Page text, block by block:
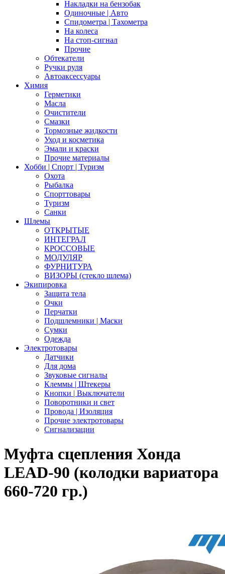
Накладки на бензобак
Одиночные | Авто
Спидометра | Тахометра
На колеса
На стоп-сигнал
Прочие
Обтекатели
Ручки руля
Автоаксессуары
Химия
Герметики
Масла
Очистители
Смазки
Тормозные жидкости
Уход и косметика
Эмали и краски
Прочие материалы
Хобби | Cпорт | Туризм
Охота
Рыбалка
Спорттовары
Туризм
Санки
Шлемы
ОТКРЫТЫЕ
ИНТЕГРАЛ
КРОССОВЫЕ
МОДУЛЯР
ФУРНИТУРА
ВИЗОРЫ (стекло шлема)
Экипировка
Защита тела
Очки
Перчатки
Подшлемники | Маски
Сумки
Одежда
Электротовары
Датчики
Для дома
Звуковые сигналы
Клеммы | Штекеры
Кнопки | Выключатели
Поворотники и свет
Провода | Изоляция
Прочие электротовары
Сигнализации
Муфта сцепления Хонда
LEAD-90 (колодки вариатора
660-720 гр.)